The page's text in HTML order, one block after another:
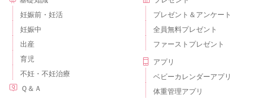
妊娠前・妊活
妊娠中
出産
育児
不妊・不妊治療
Ｑ＆Ａ
プレゼント＆アンケート
全員無料プレゼント
ファーストプレゼント
アプリ
ベビーカレンダーアプリ
体重管理アプリ